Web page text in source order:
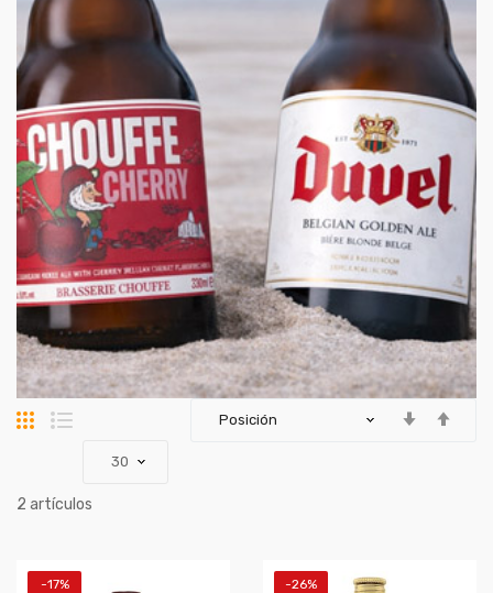
Parrilla
2 artículos
-17% -26%